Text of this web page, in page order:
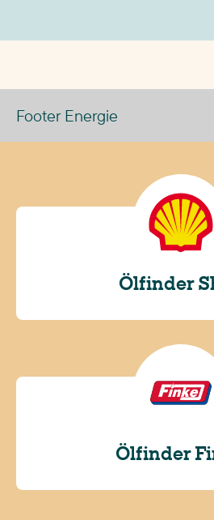
Footer Energie
Ölfinder
Ölfinder